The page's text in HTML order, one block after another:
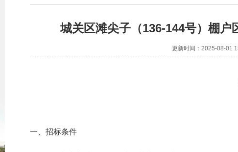
城关区滩尖子（136-144号）棚
更新时间：2025-08-01
一、招标条件